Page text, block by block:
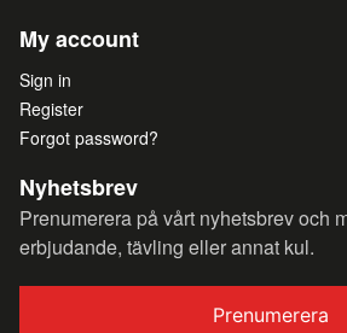
My account
Sign in
Register
Forgot password?
Nyhetsbrev
Prenumerera på vårt nyhetsbrev och
erbjudande, tävling eller annat kul.
Prenumerera